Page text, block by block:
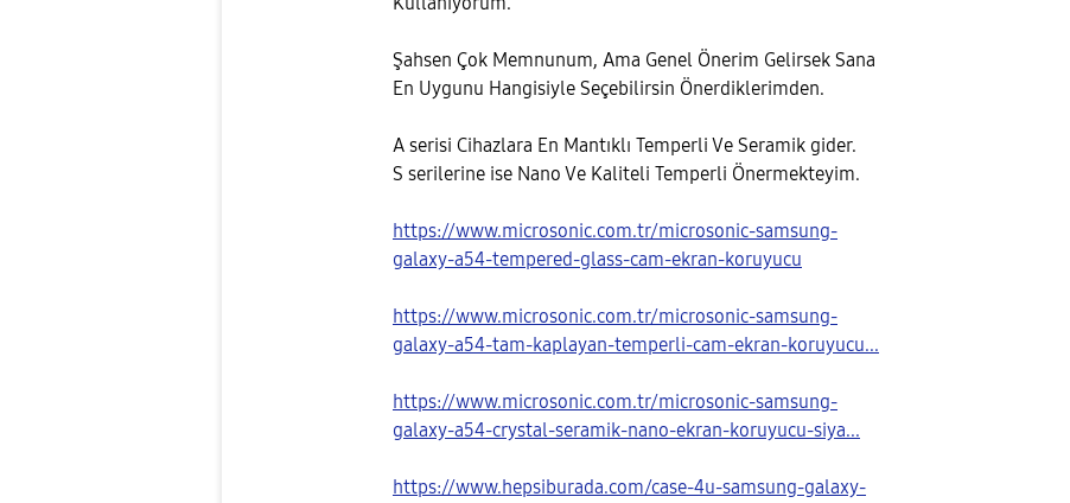
Şahsen Çok Memnunum, Ama Genel Önerim Gelirsek Sana
En Uygunu Hangisiyle Seçebilirsin Önerdiklerimden.
A serisi Cihazlara En Mantıklı Temperli Ve Seramik gider.
S serilerine ise Nano Ve Kaliteli Temperli Önermekteyim.
https://www.microsonic.com.tr/microsonic-samsung-
galaxy-a54-tempered-glass-cam-ekran-koruyucu
https://www.microsonic.com.tr/microsonic-samsung-
galaxy-a54-tam-kaplayan-temperli-cam-ekran-koruyucu...
https://www.microsonic.com.tr/microsonic-samsung-
galaxy-a54-crystal-seramik-nano-ekran-koruyucu-siya...
https://www.hepsiburada.com/case-4u-samsung-galaxy-